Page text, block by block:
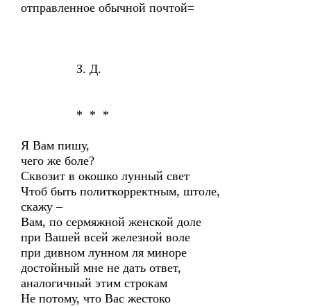
отправленное обычной почтой=
З. Д.
* * *
Я Вам пишу,
чего же боле?
Сквозит в окошко лунный свет
Чтоб быть политкорректным, штоле,
скажу –
Вам, по сермяжной женской доле
при Вашей всей железной воле
при дивном лунном ля миноре
достойный мне не дать ответ,
аналогичный этим строкам
Не потому, что Вас жестоко